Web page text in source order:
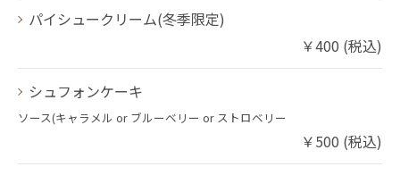
パイシュークリーム(冬季限定)
￥400 (税込)
シュフォンケーキ
ソース(キャラメル or ブルーベリー or ストロベリー
￥500 (税込)